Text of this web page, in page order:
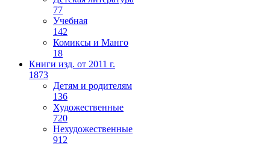
77
Учебная
142
Комиксы и Манго
18
Книги изд. от 2011 г.
1873
Детям и родителям
136
Художественные
720
Нехудожественные
912